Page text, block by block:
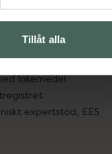
Tillåt alla
in gammal medicin
läkemedel
expertstöd, EES